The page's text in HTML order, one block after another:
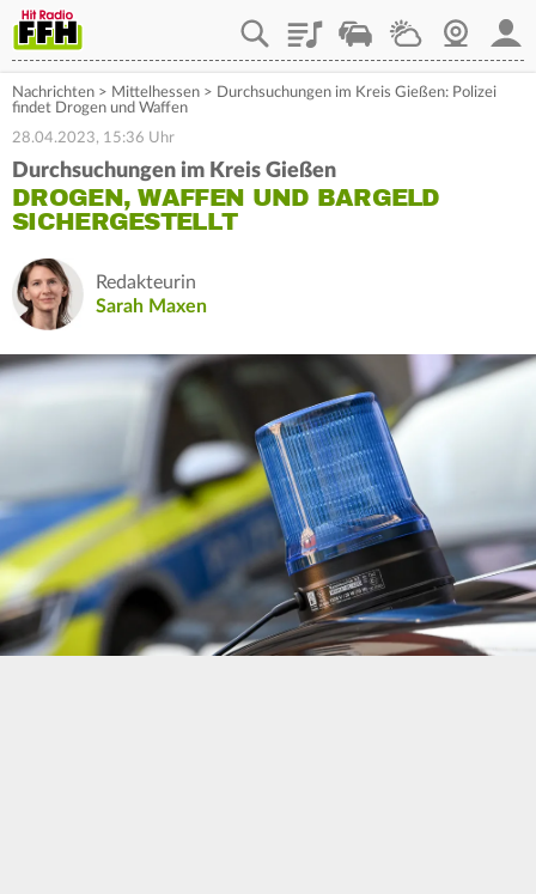
PlaylistStaupilotWetterWebcam
Nachrichten > Mittelhessen > Durchsuchungen im Kreis Gießen: Polizei
findet Drogen und Waffen
28.04.2023, 15:36 Uhr
Durchsuchungen im Kreis Gießen
DROGEN, WAFFEN UND BARGELD
SICHERGESTELLT
Redakteurin
Sarah Maxen